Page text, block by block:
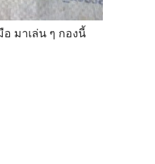
มาเล่น ๆ กองนี้